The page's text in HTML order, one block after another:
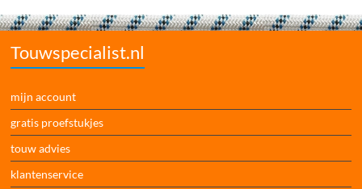
Touwspecialist.nl
mijn account
gratis proefstukjes
touw advies
klantenservice